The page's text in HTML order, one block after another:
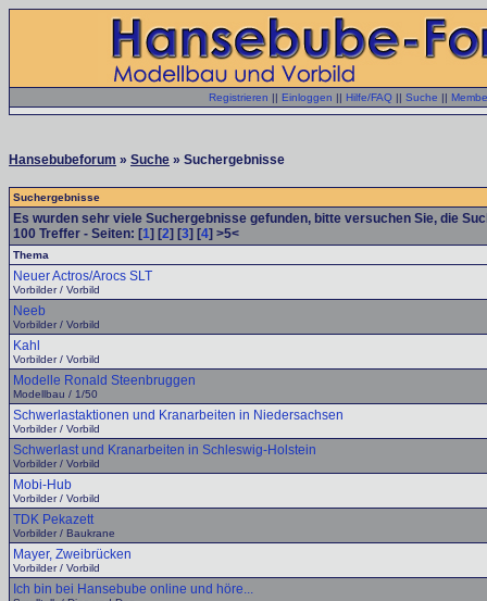
Registrieren || Einloggen || Hilfe/FAQ || Suche ||
Hansebubeforum » Suche » Suchergebnisse
Suchergebnisse
Es wurden sehr viele Suchergebnisse gefunden, bitte versuchen Sie, die
100 Treffer - Seiten: [1] [2] [3] [4] >5<
Thema
Neuer Actros/Arocs SLT
Vorbilder / Vorbild
Neeb
Vorbilder / Vorbild
Kahl
Vorbilder / Vorbild
Modelle Ronald Steenbruggen
Modellbau / 1/50
Schwerlastaktionen und Kranarbeiten in Niedersachsen
Vorbilder / Vorbild
Schwerlast und Kranarbeiten in Schleswig-Holstein
Vorbilder / Vorbild
Mobi-Hub
Vorbilder / Vorbild
TDK Pekazett
Vorbilder / Baukrane
Mayer, Zweibrücken
Vorbilder / Vorbild
Ich bin bei Hansebube online und höre...